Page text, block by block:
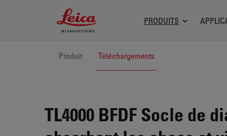
Leica Microsystems Logo
PRODUITS
Produit Téléchargements
TL4000 BFDF Socle de